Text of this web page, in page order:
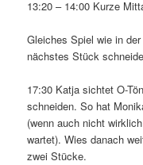
13:20 – 14:00 Kurze
Gleiches Spiel wie in
nächstes Stück
17:30 Katja sichtet O-
schneiden. So hat
(wenn auch nicht
wartet). Wies danach
zwei Stücke.